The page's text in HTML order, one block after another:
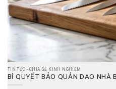
TIN TỨC - CHIA SẺ KINH NGHIỆM
BÍ QUYẾT BẢO QUẢN DAO NHÀ